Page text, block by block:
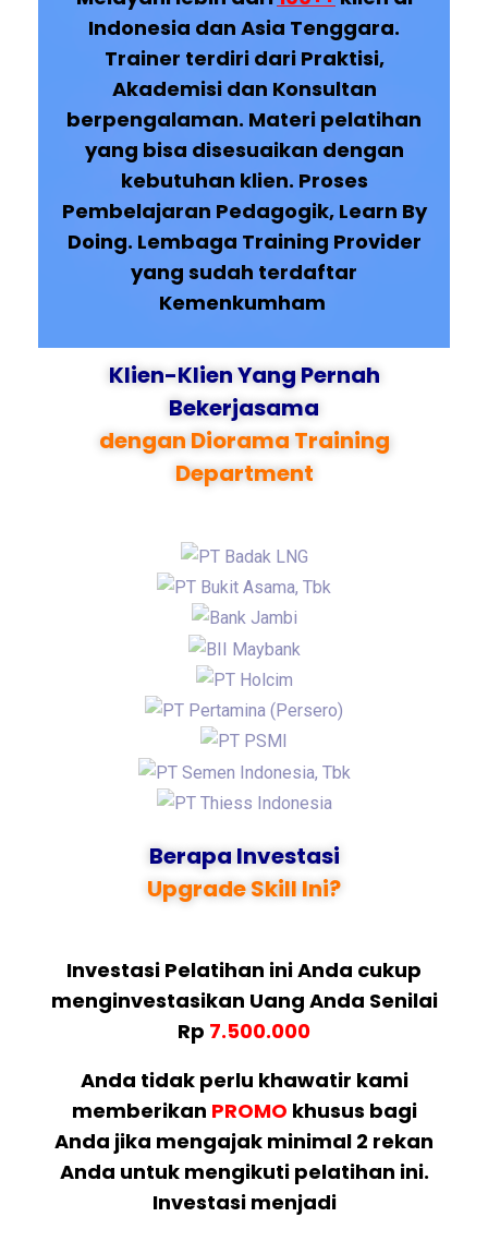
Indonesia dan Asia Tenggara.
Trainer terdiri dari Praktisi,
Akademisi dan Konsultan
berpengalaman. Materi pelatihan
yang bisa disesuaikan dengan
kebutuhan klien. Proses
Pembelajaran Pedagogik, Learn By
Doing. Lembaga Training Provider
yang sudah terdaftar
Kemenkumham
Klien-Klien Yang Pernah
Bekerjasama
dengan Diorama Training
Department
Berapa Investasi
Upgrade Skill Ini?
Investasi Pelatihan ini Anda cukup
menginvestasikan Uang Anda Senilai
Rp 7.500.000
Anda tidak perlu khawatir kami
memberikan PROMO khusus bagi
Anda jika mengajak minimal 2 rekan
Anda untuk mengikuti pelatihan ini.
Investasi menjadi